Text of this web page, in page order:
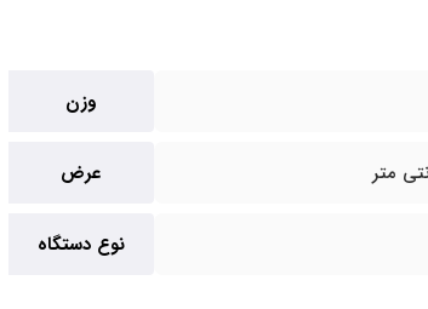
وزن
عرض
نوع دستگاه